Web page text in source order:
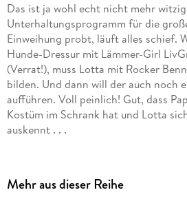
Das ist ja wohl echt nicht mehr
Unterhaltungsprogramm für die
Einweihung probt, läuft alles schief.
Hunde-Dressur mit Lämmer-Girl
(Verrat!), muss Lotta mit Rocker
bilden. Und dann will der auch noch
aufführen. Voll peinlich! Gut, dass
Kostüm im Schrank hat und Lotta
auskennt . . .
In der Reihe "Mein Lotta-Leben" sind
Mehr aus dieser Reihe